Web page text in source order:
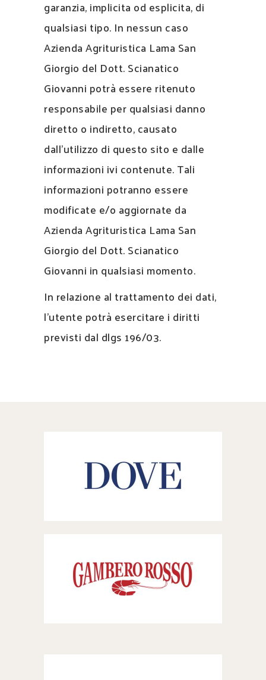
garanzia, implicita od esplicita, di
qualsiasi tipo. In nessun caso
Azienda Agrituristica Lama San
Giorgio del Dott. Scianatico
Giovanni potrà essere ritenuto
responsabile per qualsiasi danno
diretto o indiretto, causato
dall’utilizzo di questo sito e dalle
informazioni ivi contenute. Tali
informazioni potranno essere
modificate e/o aggiornate da
Azienda Agrituristica Lama San
Giorgio del Dott. Scianatico
Giovanni in qualsiasi momento.
In relazione al trattamento dei dati,
l’utente potrà esercitare i diritti
previsti dal dlgs 196/03.